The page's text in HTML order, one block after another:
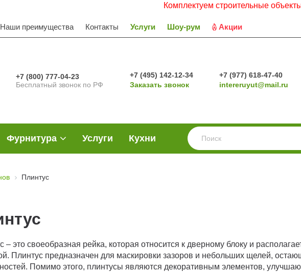
Комплектуем строительные объекты.
Наши преимущества Контакты Услуги Шоу-рум Акции
+7 (800) 777-04-23
Бесплатный звонок по РФ
+7 (495) 142-12-34
Заказать звонок
+7 (977) 618-47-40
intereruyut@mail.ru
Фурнитура Услуги Кухни
Плинтус
– это своеобразная рейка, которая относится к дверному блоку и
Плинтус предназначен для маскировки зазоров и небольших щелей,
Помимо этого, плинтусы являются декоративным элементов,